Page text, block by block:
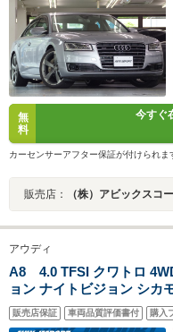
無
料
今すぐ
カーセンサーアフター保証が付けられま
販売店： （株）アビックスコーポレ
アウディ
A8 4.0 TFSI クワトロ
ョン ナイトビジョン シカ
F席ベンチレーション 純正
BOSEサウンド 純正20AW
販売店保証 車両品質評価書付 購入